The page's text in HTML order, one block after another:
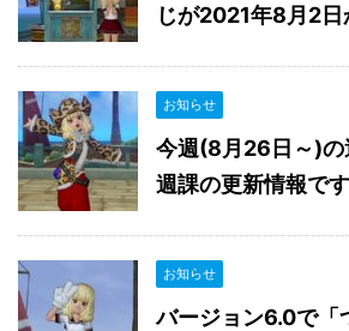
じが2021年8月2
お知らせ
今週(8月26日～)の
週課の更新情報です
お知らせ
バージョン6.0で「